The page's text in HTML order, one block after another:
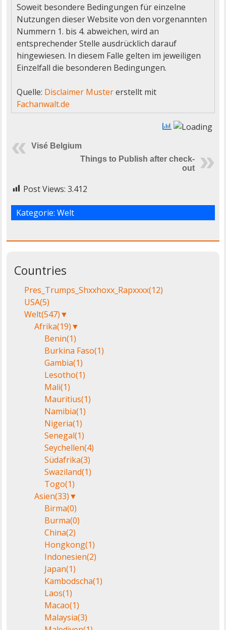
Soweit besondere Bedingungen für einzelne
Nutzungen dieser Website von den vorgenannten
Nummern 1. bis 4. abweichen, wird an
entsprechender Stelle ausdrücklich darauf
hingewiesen. In diesem Falle gelten im jeweiligen
Einzelfall die besonderen Bedingungen.
Quelle: Disclaimer Muster
erstellt mit
Fachanwalt.de
Visé Belgium
Things to Publish after check-
out
Post Views: 3.412
Kategorie: Welt
Countries
Pres_Trumps_Shxxhoxx_Rapxxxx(12)
USA(5)
Welt(547)▼
Afrika(19)▼
Benin(1)
Burkina Faso(1)
Gambia(1)
Lesotho(1)
Mali(1)
Mauritius(1)
Namibia(1)
Nigeria(1)
Senegal(1)
Seychellen(4)
Südafrika(3)
Swaziland(1)
Togo(1)
Asien(33)▼
Birma(0)
Burma(0)
China(2)
Hongkong(1)
Indonesien(2)
Japan(1)
Kambodscha(1)
Laos(1)
Macao(1)
Malaysia(3)